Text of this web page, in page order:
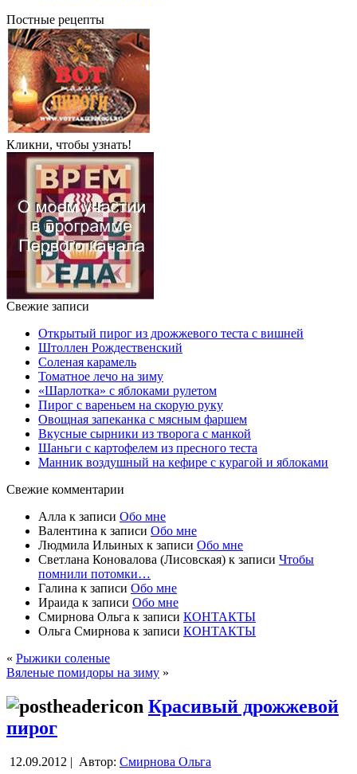
Постные рецепты
Кликни, чтобы узнать!
Свежие записи
Открытый пирог из дрожжевого теста с вишней
Штоллен Рождественский
Соленая карамель
Томатное лечо на зиму
«Шарлотка» с яблоками рулетом
Пирог с вареньем на скорую руку
Овощная запеканка с мясным фаршем
Вкусные сырники из творога с манкой
Шаньги с картофелем из пресного теста
Манник воздушный на кефире с курагой и яблоками
Свежие комментарии
Алла к записи Обо мне
Валентина к записи Обо мне
Людмила Ильиных к записи Обо мне
Светлана Коновалова (Лисовская) к записи Чтобы
помнили потомки…
Галина к записи Обо мне
Ираида к записи Обо мне
Смирнова Ольга к записи КОНТАКТЫ
Ольга Смирнова к записи КОНТАКТЫ
« Рыжики соленые
Вяленые помидоры на зиму »
Красивый дрожжевой
пирог
12.09.2012 | Автор: Смирнова Ольга